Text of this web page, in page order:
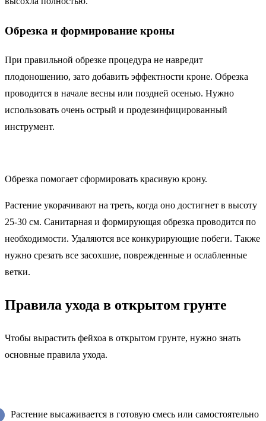
Обрезка и формирование кроны
При правильной обрезке процедура не навредит
плодоношению, зато добавить эффектности кроне. Обрезка
проводится в начале весны или поздней осенью. Нужно
использовать очень острый и продезинфицированный
инструмент.
Обрезка помогает сформировать красивую крону.
Растение укорачивают на треть, когда оно достигнет в высоту
25-30 см. Санитарная и формирующая обрезка проводится по
необходимости. Удаляются все конкурирующие побеги. Также
нужно срезать все засохшие, поврежденные и ослабленные
ветки.
Правила ухода в открытом грунте
Чтобы вырастить фейхоа в открытом грунте, нужно знать
основные правила ухода.
Растение высаживается в готовую смесь или самостоятельно